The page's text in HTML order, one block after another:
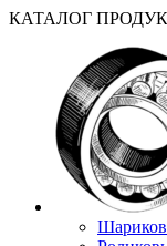
КАТАЛОГ